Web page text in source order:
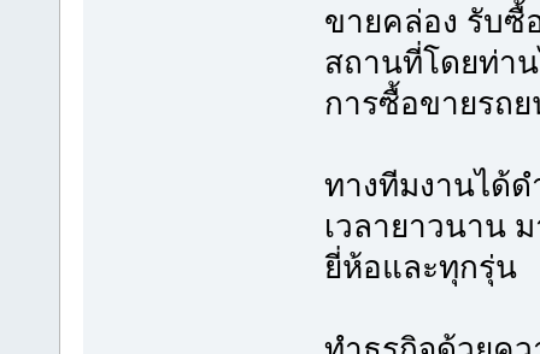
ขายคล่อง รับซื้
สถานที่โดยท่าน
การซื้อขายรถย
ทางทีมงานได้ด
เวลายาวนาน
ยี่ห้อและทุกรุ่น